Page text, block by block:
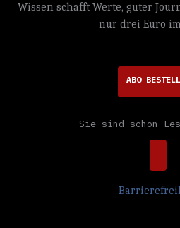
Wissen schafft Werte, guter
nur drei Euro
ABO
Sie sind schon